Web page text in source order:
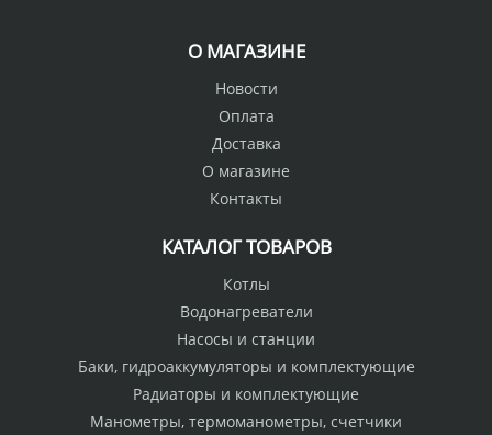
О МАГАЗИНЕ
Новости
Оплата
Доставка
О магазине
Контакты
КАТАЛОГ ТОВАРОВ
Котлы
Водонагреватели
Насосы и станции
Баки, гидроаккумуляторы и комплектующие
Радиаторы и комплектующие
Манометры, термоманометры, счетчики